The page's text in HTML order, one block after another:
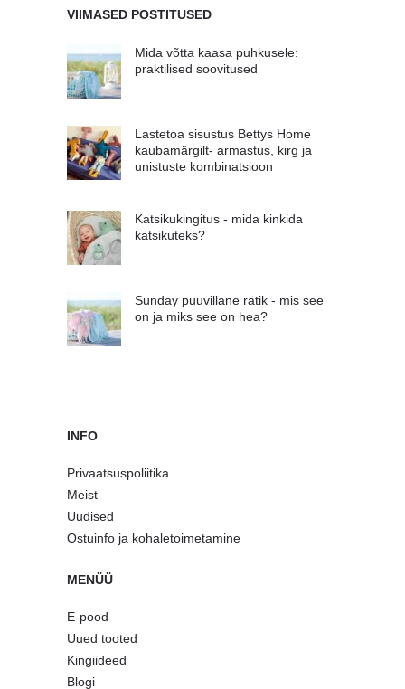
VIIMASED POSTITUSED
Mida võtta kaasa puhkusele:
praktilised soovitused
Lastetoa sisustus Bettys Home
kaubamärgilt- armastus, kirg ja
unistuste kombinatsioon
Katsikukingitus - mida kinkida
katsikuteks?
Sunday puuvillane rätik - mis see
on ja miks see on hea?
INFO
Privaatsuspoliitika
Meist
Uudised
Ostuinfo ja kohaletoimetamine
MENÜÜ
E-pood
Uued tooted
Kingiideed
Blogi